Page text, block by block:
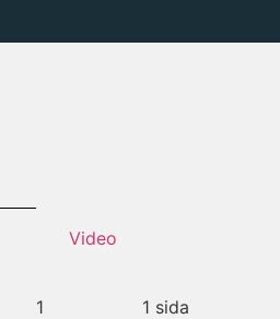
Video
1 1 sida